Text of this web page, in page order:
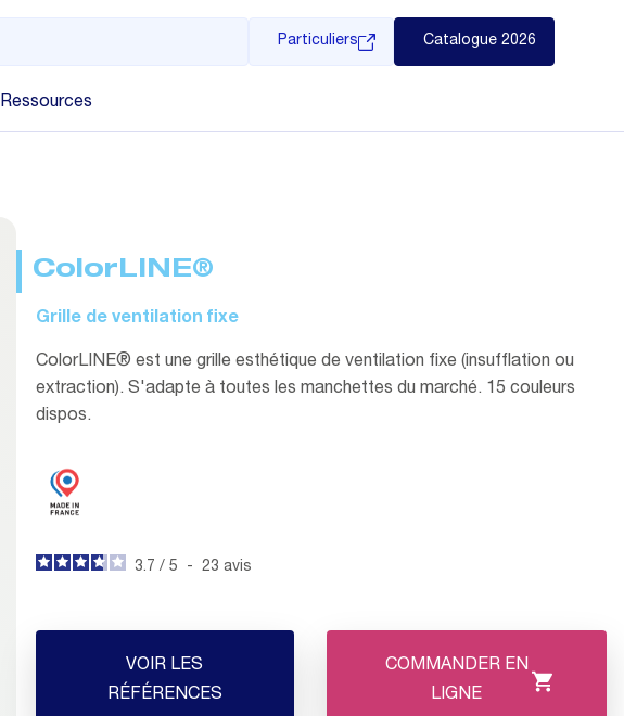
Particuliers Catalogue 2026
Ressources
ColorLINE®
Grille de ventilation fixe
ColorLINE® est une grille esthétique de ventilation fixe (insufflation ou
extraction). S'adapte à toutes les manchettes du marché. 15 couleurs
dispos.
3.7 / 5 - 23 avis
VOIR LES
RÉFÉRENCES
COMMANDER EN
LIGNE